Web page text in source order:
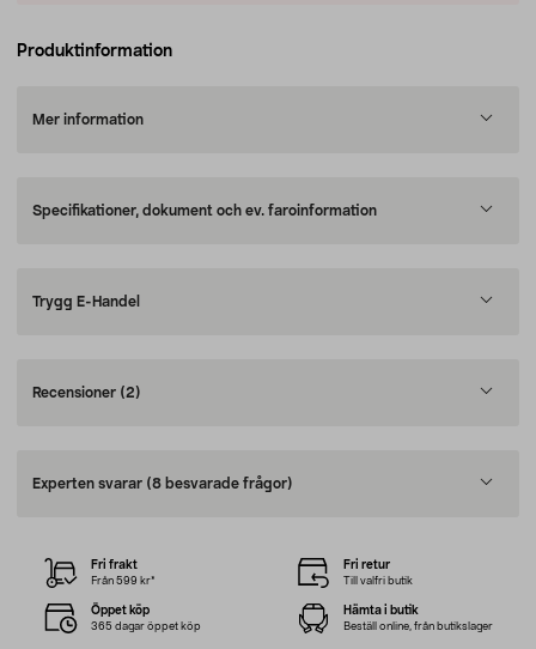
Produktinformation
Mer information
Specifikationer, dokument och ev. faroinformation
Trygg E-Handel
Recensioner (2)
Experten svarar (8 besvarade frågor)
Fri frakt
Från 599 kr*
Fri retur
Till valfri butik
Öppet köp
365 dagar öppet köp
Hämta i butik
Beställ online, från butikslager